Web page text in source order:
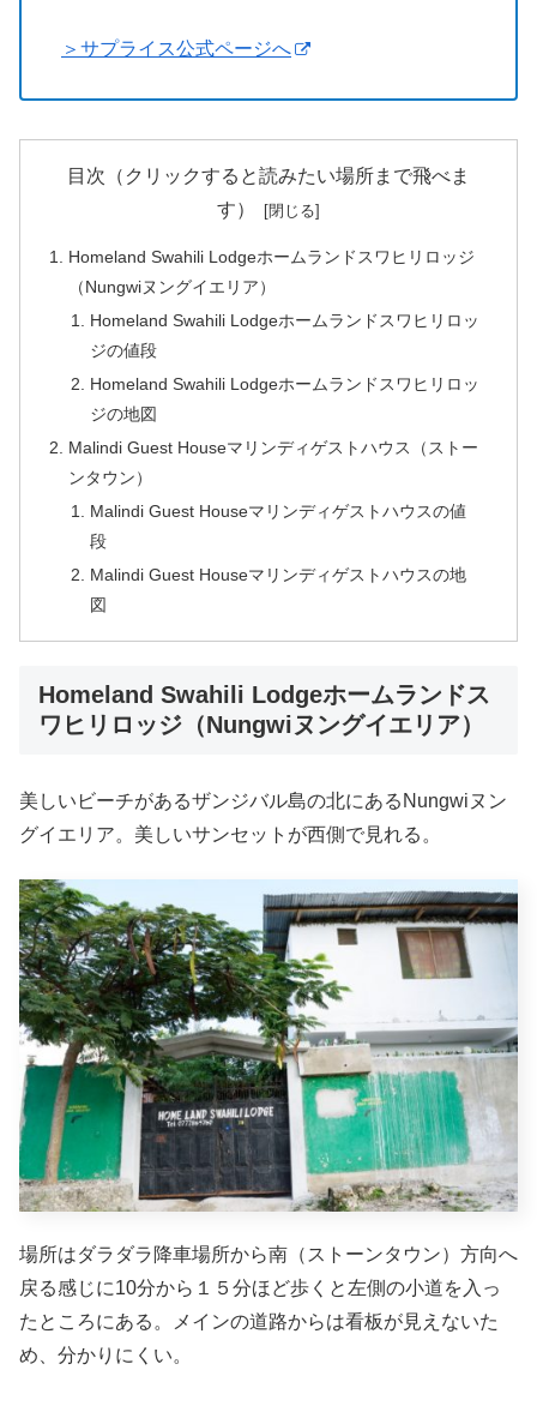
＞サプライス公式ページへ
目次（クリックすると読みたい場所まで飛べま
す）
Homeland Swahili Lodgeホームランドスワヒリロッジ
（Nungwiヌングイエリア）
Homeland Swahili Lodgeホームランドスワヒリロッ
ジの値段
Homeland Swahili Lodgeホームランドスワヒリロッ
ジの地図
Malindi Guest Houseマリンディゲストハウス（ストー
ンタウン）
Malindi Guest Houseマリンディゲストハウスの値
段
Malindi Guest Houseマリンディゲストハウスの地
図
Homeland Swahili Lodgeホームランドス
ワヒリロッジ（Nungwiヌングイエリア）
美しいビーチがあるザンジバル島の北にあるNungwiヌン
グイエリア。美しいサンセットが西側で見れる。
場所はダラダラ降車場所から南（ストーンタウン）方向へ
戻る感じに10分から１５分ほど歩くと左側の小道を入っ
たところにある。メインの道路からは看板が見えないた
め、分かりにくい。